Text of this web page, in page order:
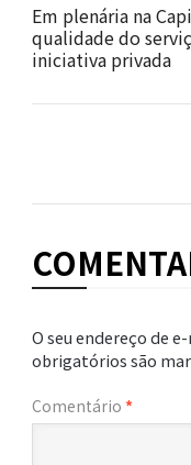
Em plenária na
qualidade do
iniciativa privada
O seu endereço de
obrigatórios são
Comentário *